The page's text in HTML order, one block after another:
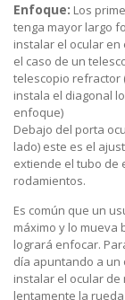
Enfoque: Los
tenga mayor largo
instalar el ocular
el caso de un
telescopio refractor
instala el diagonal
enfoque)
Debajo del porta
lado) este es el
extiende el tubo de
rodamientos.
Es común que un
máximo y lo mueva
logrará enfocar.
día apuntando a un
instalar el ocular de
lentamente la